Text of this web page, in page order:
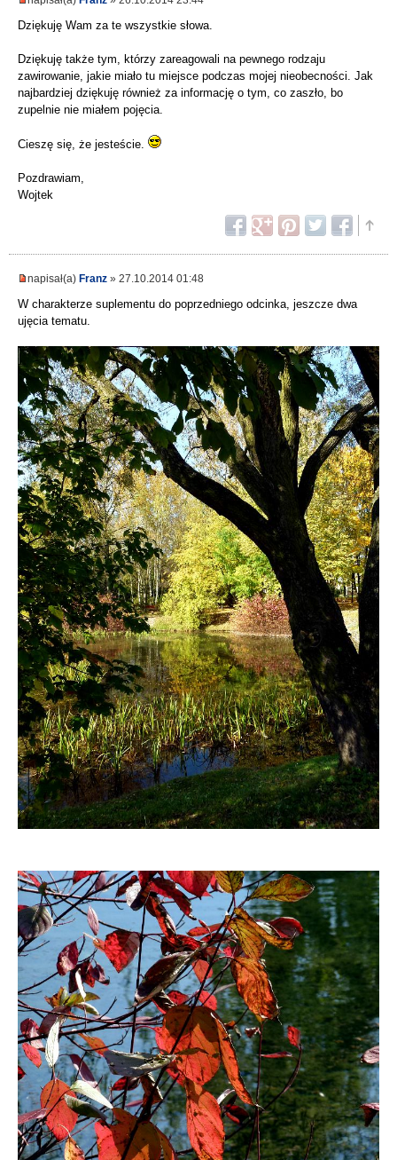
Dziękuję Wam za te wszystkie słowa.
Dziękuję także tym, którzy zareagowali na pewnego rodzaju
zawirowanie, jakie miało tu miejsce podczas mojej nieobecności. Jak
najbardziej dziękuję również za informację o tym, co zaszło, bo
zupelnie nie miałem pojęcia.
Cieszę się, że jesteście.
Pozdrawiam,
Wojtek
napisał(a) Franz » 27.10.2014 01:48
W charakterze suplementu do poprzedniego odcinka, jeszcze dwa
ujęcia tematu.